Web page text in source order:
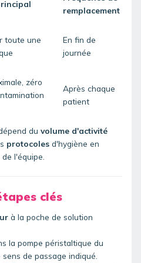
remplacement
toute une
En fin de
journée
zéro
Après chaque
patient
du volume d'activité
protocoles d'hygiène en
de l'équipe.
clés
à la poche de solution
la pompe péristaltique du
de passage indiqué.